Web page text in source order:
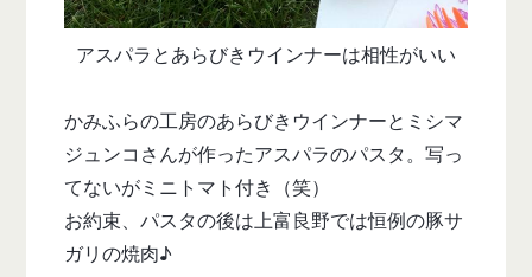
アスパラとあらびきウインナーは相性がいい
かみふらの工房のあらびきウインナーとミシマ
ジュンコさんが作ったアスパラのパスタ。写っ
てないがミニトマト付き（笑）
お約束、パスタの後は上富良野では恒例の豚サ
ガリの焼肉♪